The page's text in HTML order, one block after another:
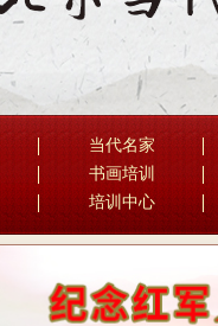
当代名家
书画培训
培训中心